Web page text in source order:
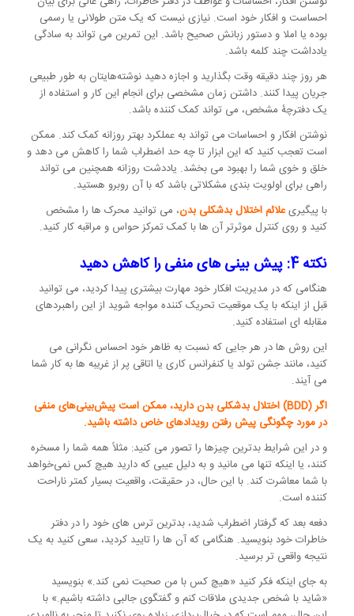
احساست و افکار خود است. نیازی نیست که یک متن طولانی یا رسمی
بوده یا املا و دستور زبانش صحیح باشد. این تمرین می تواند به سادگی
یادداشت چند کلمه باشد.
هر روز چند دقیقه وقت بگذارید و اجازه دهید نوشته‌هایتان به طور طبیعی
جریان پیدا کنند. داشتن زمان مشخصی برای انجام این کار و استفاده از
یک دفترچۀ مشخص، می تواند کمک کننده باشد.
نوشتن افکار و احساسات می تواند به عملکرد بهتر روزانه کمک کند. ممکن
است تعجب کنید که این ابزار تا چه حد اضطراب شما را کاهش می دهد و
خلق و خوی شما را بهبود می بخشد. یاددشت روزانه همچنین می تواند
راهی برای اولویت بندی مشکلاتی باشد که با آن روبرو هستید.
با پیگیریعلائم اختلال بدشکلی بدن، می توانید محرک ها را مشخص
کنید و روی کنترل موثرتر آن ها با کمک تمرکز حواس و مراقبه کار کنید.
نکته 4: پیش بینی های منفی را کاهش دهید
هنگامی که در مدیریت افکار خود مهارت بیشتری پیدا کردید، می توانید
قبل از اینکه با یک موقعیت تحریک کننده مواجه شوید از این راهبردهای
مقابله ای استفاده کنید.
این روش ها در هر جایی که نسبت به ظاهر خود احساس نگرانی می
کنید، مانند جشن تولد یا کنفرانس کاری یا اتاقی پر از غریبه ها به کار شما
می آیند.
اگر (BDD) اختلال بدشکلی بدن دارید، ممکن است پیش‌بینی‌های منفی
در مورد چگونگی پیش رفتن رویدادهای خاص داشته باشید.
و در این شرایط بدترین چیزها را تصور می کنید: مثلاً همه شما را مسخره
کنند، یا اینکه تنها می مانید و به دلیل عیبی که دارید هیچ کس نمی‌خواهد
با شما معاشرت کند. با این حال، در حقیقت، واقعیت بسیار کمتر ناراحت
کننده است.
دفعه بعد که گرفتار اضطراب شدید، بدترین ترس های خود را در دفتر
خاطرات خود بنویسید. هنگامی که آن ها را تایید کردید، سعی کنید به یک
نتیجه واقعی تر برسید.
به جای اینکه فکر کنید «هیچ کس با من صحبت نمی کند.» بنویسید
«شاید با شخص جدیدی ملاقات کنم و گفتگوی جالبی داشته باشیم.» با